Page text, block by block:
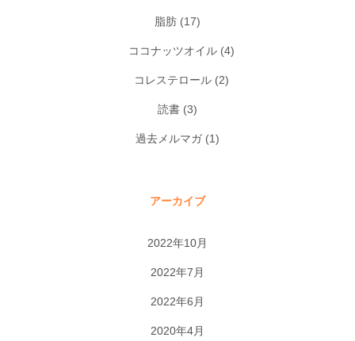
脂肪 (17)
ココナッツオイル (4)
コレステロール (2)
読書 (3)
過去メルマガ(1)
アーカイブ
2022年10月
2022年7月
2022年6月
2020年4月